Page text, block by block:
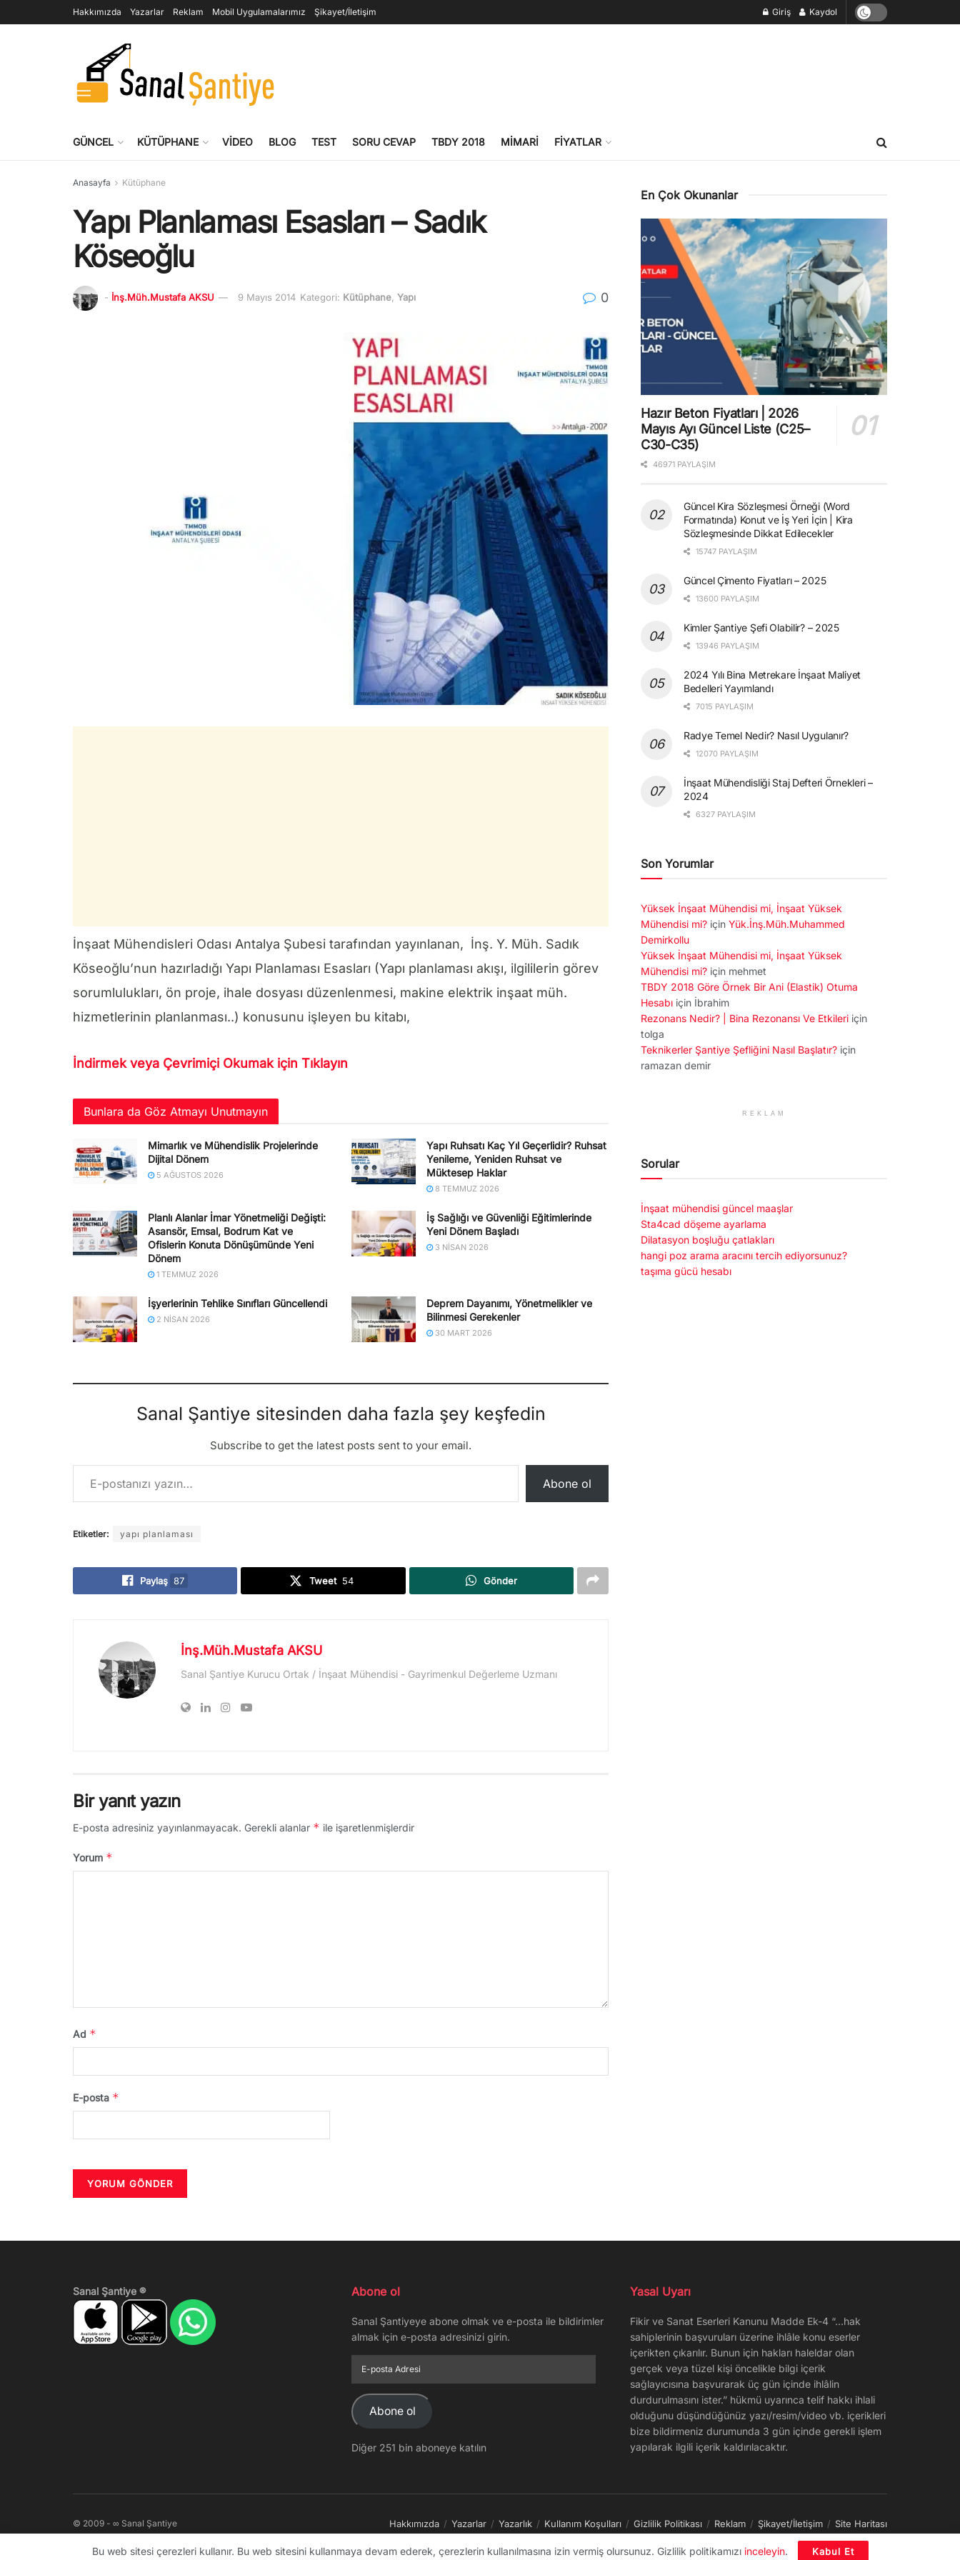
Hakkımızda Yazarlar Reklam Mobil Uygulamalarımız Şikayet/İletişim Giriş Kaydol
GÜNCEL KÜTÜPHANE VIDEO BLOG TEST SORU CEVAP TBDY 2018 MIMARI FIYATLAR
Anasayfa Kütüphane
Yapı Planlaması Esasları – Sadık
Köseoğlu
- İnş.Müh.Mustafa AKSU 9 Mayıs 2014 Kategori: Kütüphane, Yapı 0
İnşaat Mühendisleri Odası Antalya Şubesi tarafından yayınlanan, İnş. Y. Müh. Sadık
Köseoğlu’nun hazırladığı Yapı Planlaması Esasları (Yapı planlaması akışı, ilgililerin görev
sorumlulukları, ön proje, ihale dosyası düzenlenmesi, makine elektrik inşaat müh.
hizmetlerinin planlanması..) konusunu işleyen bu kitabı,
İndirmek veya Çevrimiçi Okumak için Tıklayın
Bunlara da Göz Atmayı Unutmayın
Mimarlık ve Mühendislik Projelerinde
Dijital Dönem
5 AĞUSTOS 2026
Yapı Ruhsatı Kaç Yıl Geçerlidir? Ruhsat
Yenileme, Yeniden Ruhsat ve
Müktesep Haklar
8 TEMMUZ 2026
Planlı Alanlar İmar Yönetmeliği Değişti:
Asansör, Emsal, Bodrum Kat ve
Ofislerin Konuta Dönüşümünde Yeni
Dönem
1 TEMMUZ 2026
İş Sağlığı ve Güvenliği Eğitimlerinde
Yeni Dönem Başladı
3 NISAN 2026
İşyerlerinin Tehlike Sınıfları Güncellendi
2 NISAN 2026
Deprem Dayanımı, Yönetmelikler ve
Bilinmesi Gerekenler
30 MART 2026
Sanal Şantiye sitesinden daha fazla şey keşfedin
Subscribe to get the latest posts sent to your email.
E-postanızı yazın…
Abone ol
Etiketler: yapı planlaması
Paylaş 87 Tweet 54 Gönder
İnş.Müh.Mustafa AKSU
Sanal Şantiye Kurucu Ortak / İnşaat Mühendisi - Gayrimenkul Değerleme Uzmanı
Bir yanıt yazın
E-posta adresiniz yayınlanmayacak. Gerekli alanlar * ile işaretlenmişlerdir
Yorum *
Ad *
E-posta *
En Çok Okunanlar
Hazır Beton Fiyatları | 2026
Mayıs Ayı Güncel Liste (C25–
C30-C35)
46971 PAYLAŞIM
Güncel Kira Sözleşmesi Örneği (Word
Formatında) Konut ve İş Yeri İçin | Kira
Sözleşmesinde Dikkat Edilecekler
15747 PAYLAŞIM
Güncel Çimento Fiyatları – 2025
13600 PAYLAŞIM
Kimler Şantiye Şefi Olabilir? – 2025
13946 PAYLAŞIM
2024 Yılı Bina Metrekare İnşaat Maliyet
Bedelleri Yayımlandı
7015 PAYLAŞIM
Radye Temel Nedir? Nasıl Uygulanır?
12070 PAYLAŞIM
İnşaat Mühendisliği Staj Defteri Örnekleri –
2024
6327 PAYLAŞIM
Son Yorumlar
Yüksek İnşaat Mühendisi mi, İnşaat Yüksek
Mühendisi mi? için Yük.İnş.Müh.Muhammed
Demirkollu
Yüksek İnşaat Mühendisi mi, İnşaat Yüksek
Mühendisi mi? için mehmet
TBDY 2018 Göre Örnek Bir Ani (Elastik) Otuma
Hesabı için İbrahim
Rezonans Nedir? | Bina Rezonansı Ve Etkileri için
tolga
Teknikerler Şantiye Şefliğini Nasıl Başlatır? için
ramazan demir
REKLAM
Sorular
İnşaat mühendisi güncel maaşlar
Sta4cad döşeme ayarlama
Dilatasyon boşluğu çatlakları
hangi poz arama aracını tercih ediyorsunuz?
taşıma gücü hesabı
Sanal Şantiye ® Abone ol
Sanal Şantiyeye abone olmak ve e-posta ile bildirimler
almak için e-posta adresinizi girin.
posta
Adresi
Abone ol
Diğer 251 bin aboneye katılın
Yasal Uyarı
Fikir ve Sanat Eserleri Kanunu Madde Ek-4 “…hak
sahiplerinin başvuruları üzerine ihlâle konu eserler
içerikten çıkarılır. Bunun için hakları haleldar olan
gerçek veya tüzel kişi öncelikle bilgi içerik
sağlayıcısına başvurarak üç gün içinde ihlâlin
durdurulmasını ister.” hükmü uyarınca telif hakkı ihlali
olduğunu düşündüğünüz yazı/resim/video vb. içerikleri
bize bildirmeniz durumunda 3 gün içinde gerekli işlem
yapılarak ilgili içerik kaldırılacaktır.
Hakkımızda Yazarlar Yazarlık Kullanım Koşulları Gizlilik Politikası Reklam Şikayet/İletişim Site Haritası
© 2009 - ∞ Sanal Şantiye
Bu web sitesi çerezleri kullanır. Bu web sitesini kullanmaya devam ederek, çerezlerin kullanılmasına izin vermiş olursunuz. Gizlilik politikamızı inceleyin. Kabul Et